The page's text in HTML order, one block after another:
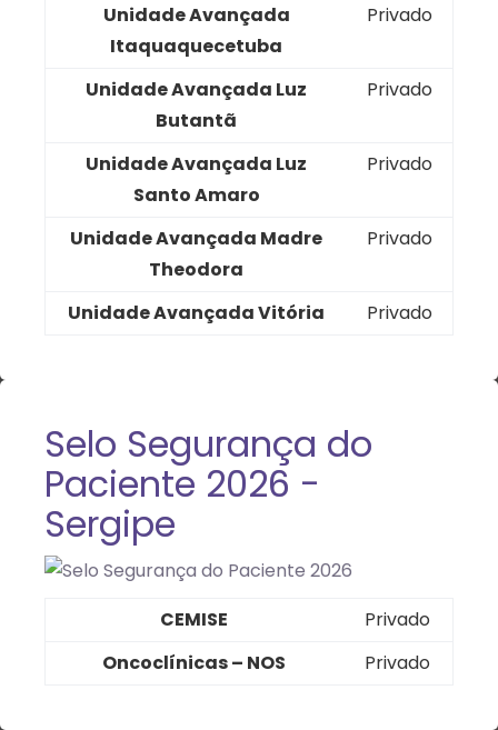
Unidade Avançada
Itaquaquecetuba
Privado
Unidade Avançada Luz
Butantã
Privado
Unidade Avançada Luz
Santo Amaro
Privado
Unidade Avançada Madre
Theodora
Privado
Unidade Avançada Vitória Privado
Selo Segurança do
Paciente 2026 -
Sergipe
CEMISE
Privado
Oncoclínicas – NOS
Privado